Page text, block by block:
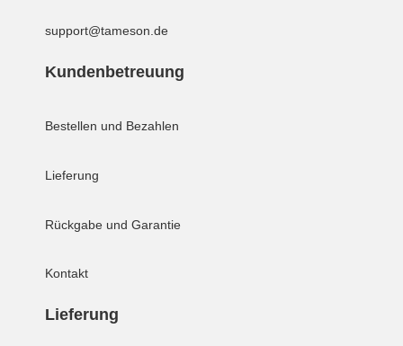
support@tameson.de
Kundenbetreuung
Bestellen und Bezahlen
Lieferung
Rückgabe und Garantie
Kontakt
Lieferung